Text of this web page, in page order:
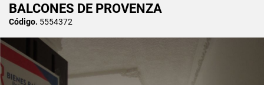
BALCONES DE PROVENZA
Código. 5554372